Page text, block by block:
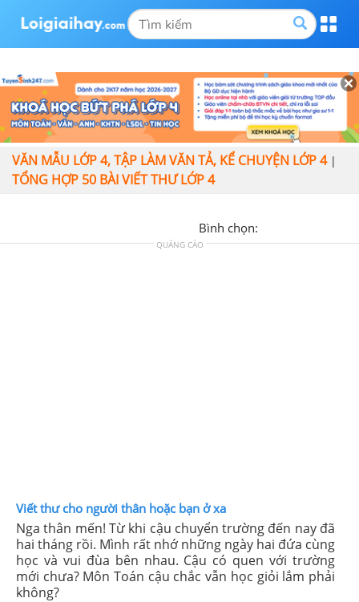
VĂN MẪU LỚP 4, TẬP LÀM VĂN TẢ, KỂ CHUYỆN LỚP 4|
TỔNG HỢP 50 BÀI VIẾT THƯ LỚP 4
Bình chọn:
QUẢNG CÁO
Viết thư cho người thân hoặc bạn ở xa
Nga thân mến! Từ khi cậu chuyển trường đến nay đã
hai tháng rồi. Mình rất nhớ những ngày hai đứa cùng
học và vui đùa bên nhau. Cậu có quen với trường
mới chưa? Môn Toán cậu chắc vẫn học giỏi lắm phải
không?